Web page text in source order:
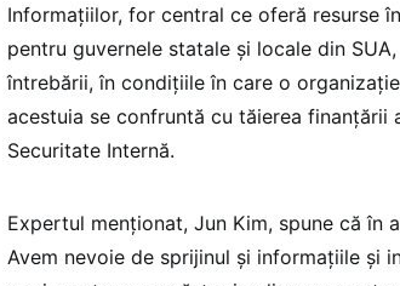
Informațiilor, for central ce oferă resurse
pentru guvernele statale și locale din
întrebării, în condițiile în care o
acestuia se confruntă cu tăierea finanțării
Securitate Internă.
Expertul menționat, Jun Kim, spune că în
Avem nevoie de sprijinul și informațiile și